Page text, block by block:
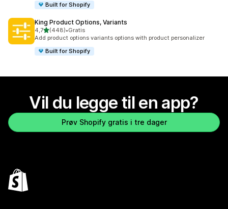
Built for Shopify
King Product Options, Variants
4,7av 5 stjerner
(448)
Totalt 448 omtaler
•Gratis
Add product options variants options with product personalizer
Built for Shopify
Vil du legge til en app?
Prøv Shopify gratis i tre dager